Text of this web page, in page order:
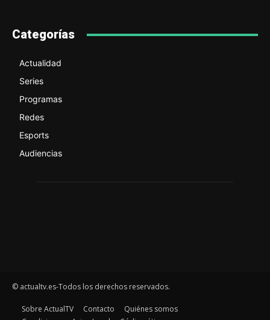
Categorías
Actualidad
Series
Programas
Redes
Esports
Audiencias
© actualtv.es-Todos los derechos reservados.
Sobre ActualTV Contacto
Quiénes somos